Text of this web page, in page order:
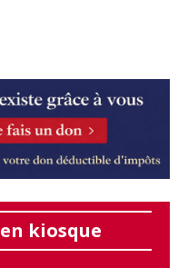
kiosque